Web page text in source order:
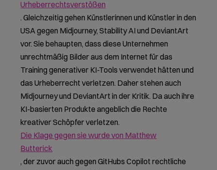
Urheberrechtsverstößen
. Gleichzeitig gehen Künstlerinnen und Künstler in den
USA gegen Midjourney, Stability AI und DeviantArt
vor. Sie behaupten, dass diese Unternehmen
unrechtmäßig Bilder aus dem Internet für das
Training generativer KI-Tools verwendet hätten und
das Urheberrecht verletzen. Daher stehen auch
Midjourney und DeviantArt in der Kritik. Da auch ihre
KI-basierten Produkte angeblich die Rechte
kreativer Schöpfer verletzen.
Die Klage gegen sie wurde von Matthew
Butterick
, der zuvor auch gegen GitHubs Copilot rechtliche